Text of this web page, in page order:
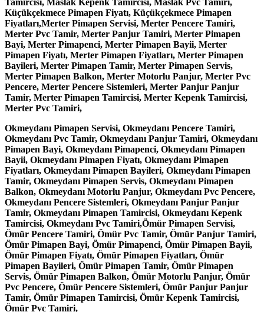
Okmeydanı Pimapen Servisi, Okmeydanı Pencere Tamiri,
Okmeydanı Pvc Tamir, Okmeydanı Panjur Tamiri, Okmeydanı
Pimapen Bayi, Okmeydanı Pimapenci, Okmeydanı Pimapen
Bayii, Okmeydanı Pimapen Fiyatı, Okmeydanı Pimapen
Fiyatları, Okmeydanı Pimapen Bayileri, Okmeydanı Pimapen
Tamir, Okmeydanı Pimapen Servis, Okmeydanı Pimapen
Balkon, Okmeydanı Motorlu Panjur, Okmeydanı Pvc Pencere,
Okmeydanı Pencere Sistemleri, Okmeydanı Panjur Panjur
Tamir, Okmeydanı Pimapen Tamircisi, Okmeydanı Kepenk
Tamircisi, Okmeydanı Pvc Tamiri,Ömür Pimapen Servisi,
Ömür Pencere Tamiri, Ömür Pvc Tamir, Ömür Panjur Tamiri,
Ömür Pimapen Bayi, Ömür Pimapenci, Ömür Pimapen Bayii,
Ömür Pimapen Fiyatı, Ömür Pimapen Fiyatları, Ömür
Pimapen Bayileri, Ömür Pimapen Tamir, Ömür Pimapen
Servis, Ömür Pimapen Balkon, Ömür Motorlu Panjur, Ömür
Pvc Pencere, Ömür Pencere Sistemleri, Ömür Panjur Panjur
Tamir, Ömür Pimapen Tamircisi, Ömür Kepenk Tamircisi,
Ömür Pvc Tamiri,